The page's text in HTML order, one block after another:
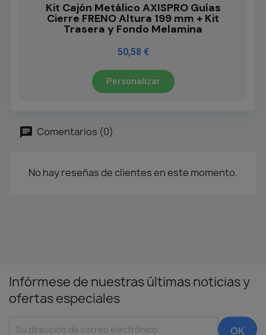
Kit Cajón Metálico AXISPRO Guías
Cierre FRENO Altura 199 mm + Kit
Trasera y Fondo Melamina
50,58 €
Personalizar
Comentarios (0)
No hay reseñas de clientes en este momento.
Infórmese de nuestras últimas noticias y
ofertas especiales